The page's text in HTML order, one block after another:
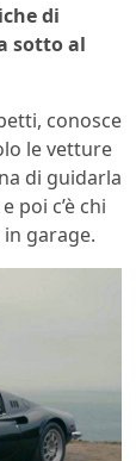
di
sotto al
conosce
le vetture
di guidarla
poi c’è chi
garage.